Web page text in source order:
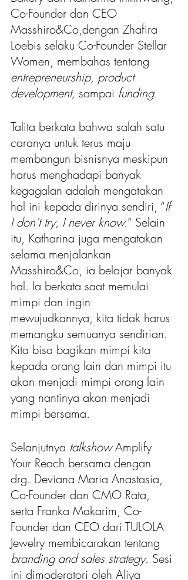
Co-Founder dan CEO
Masshiro&Co,dengan Zhafira
Loebis selaku Co-Founder Stellar
Women, membahas tentang
entrepreneurship, product
development, sampai funding.
Talita berkata bahwa salah satu
caranya untuk terus maju
membangun bisnisnya meskipun
harus menghadapi banyak
kegagalan adalah mengatakan
hal ini kepada dirinya sendiri, “If
I don’t try, I never know.” Selain
itu, Katharina juga mengatakan
selama menjalankan
Masshiro&Co, ia belajar banyak
hal. Ia berkata saat memulai
mimpi dan ingin
mewujudkannya, kita tidak harus
memangku semuanya sendirian.
Kita bisa bagikan mimpi kita
kepada orang lain dan mimpi itu
akan menjadi mimpi orang lain
yang nantinya akan menjadi
mimpi bersama.
Selanjutnya talkshow Amplify
Your Reach bersama dengan
drg. Deviana Maria Anastasia,
Co-Founder dan CMO Rata,
serta Franka Makarim, Co-
Founder dan CEO dari TULOLA
Jewelry membicarakan tentang
branding and sales strategy. Sesi
ini dimoderatori oleh Aliya